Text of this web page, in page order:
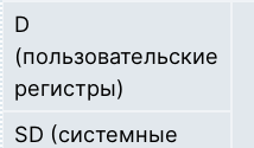
D
(пользовательские
регистры)
SD (системные